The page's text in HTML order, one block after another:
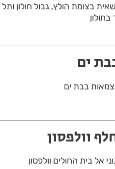
בצומת הולץ, גבול חולון ותל
ים
וולפסון